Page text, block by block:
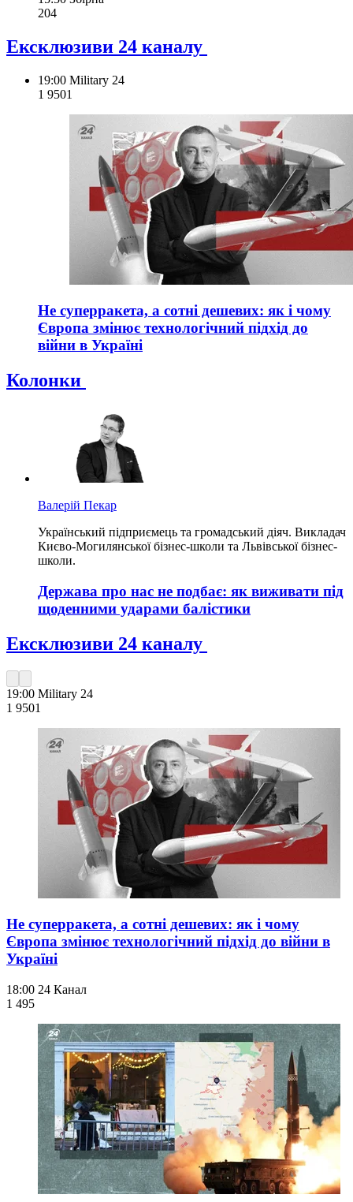
204
Ексклюзиви 24 каналу
19:00 Military 24
1 9501
Не суперракета, а сотні дешевих: як і чому
Європа змінює технологічний підхід до
війни в Україні
Колонки
Валерій Пекар
Український підприємець та громадський діяч. Викладач
Києво-Могилянської бізнес-школи та Львівської бізнес-
школи.
Держава про нас не подбає: як виживати під
щоденними ударами балістики
Ексклюзиви 24 каналу
19:00 Military 24
1 9501
Не суперракета, а сотні дешевих: як і чому
Європа змінює технологічний підхід до війни в
Україні
18:00 24 Канал
1 495